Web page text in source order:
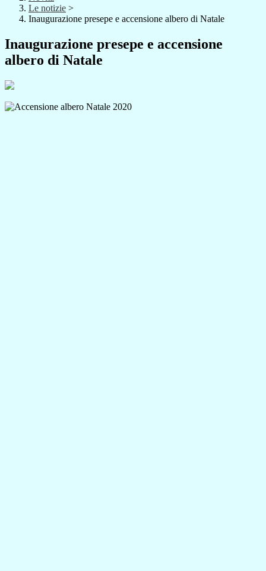
Le notizie >
Inaugurazione presepe e accensione albero di Natale
Inaugurazione presepe e accensione
albero di Natale